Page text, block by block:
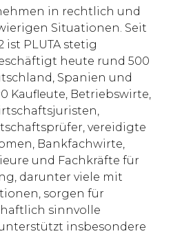
in rechtlich und
Situationen. Seit
ist PLUTA stetig
heute rund 500
Spanien und
Kaufleute, Betriebswirte,
vereidigte
Bankfachwirte,
und Fachkräfte für
darunter viele mit
sorgen für
sinnvolle
insbesondere